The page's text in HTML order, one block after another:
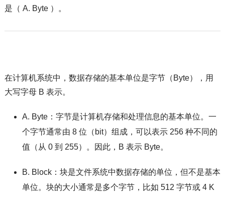
是（ A. Byte ）。
在计算机系统中，数据存储的基本单位是字节（Byte），用
大写字母 B 表示。
A. Byte：字节是计算机存储和处理信息的基本单位。一
个字节通常由 8 位（bit）组成，可以表示 256 种不同的
值（从 0 到 255）。因此，B 表示 Byte。
B. Block：块是文件系统中数据存储的单位，但不是基本
单位。块的大小通常是多个字节，比如 512 字节或 4 K